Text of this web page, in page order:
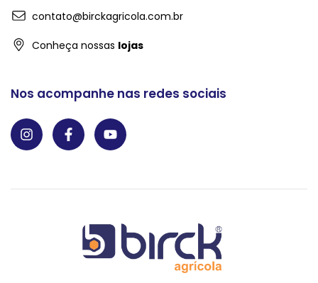
contato@birckagricola.com.br
Conheça nossas lojas
Nos acompanhe nas redes sociais